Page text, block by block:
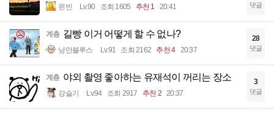
윈빈 Lv.90 조회 1605 추천 1 20:41 댓글
계층 길빵 이거 어떻게 할 수 없나?
낭만블루스 Lv.91 조회 2162 추천 4 20:37
28
댓글
계층 야외 촬영 좋아하는 유재석이 꺼리는 장소
강슬기 Lv.94 조회 2917 추천 2 20:37
3
댓글